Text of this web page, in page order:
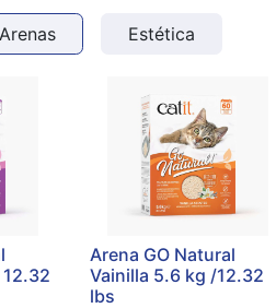
Arenas Estética
Arena GO Natural
Vainilla 5.6 kg /12.32
lbs